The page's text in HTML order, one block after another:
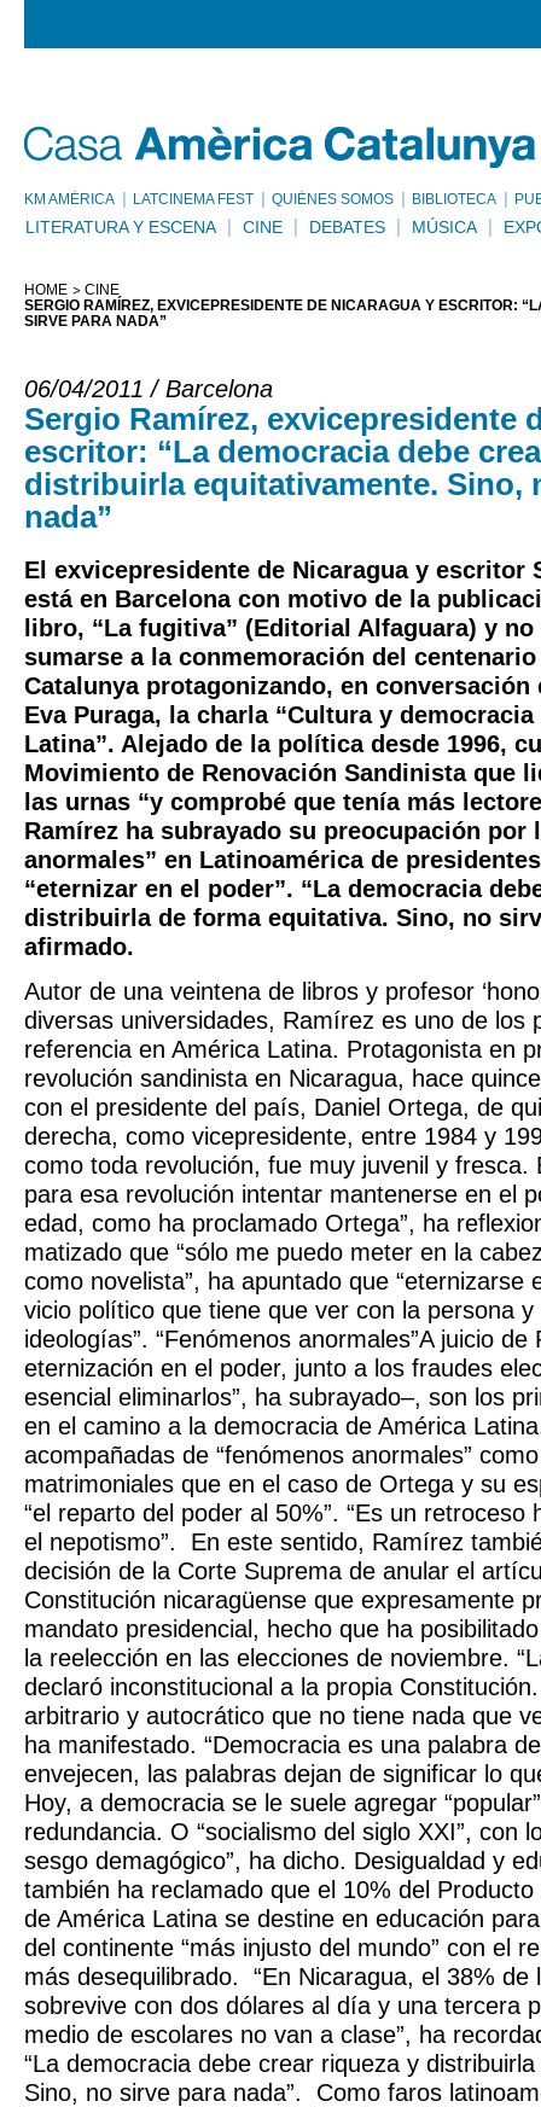
KM AMÈRICA LATCINEMA FEST QUIÉNES SOMOS BIBLIOTECA
LITERATURA Y ESCENA CINE DEBATES MÚSICA
HOME
CINE
SERGIO RAMÍREZ, EXVICEPRESIDENTE DE NICARAGUA Y ESCRITOR:
SIRVE PARA NADA”
06/04/2011 / Barcelona
Sergio Ramírez, exvicepresidente
escritor: “La democracia debe
distribuirla equitativamente. Sino,
nada”
El exvicepresidente de Nicaragua y escritor
está en Barcelona con motivo de la
libro, “La fugitiva” (Editorial Alfaguara) y no
sumarse a la conmemoración del centenario
Catalunya protagonizando, en
Eva Puraga, la charla “Cultura y
Latina”. Alejado de la política desde 1996,
Movimiento de Renovación Sandinista que
las urnas “y comprobé que tenía más
Ramírez ha subrayado su preocupación por
anormales” en Latinoamérica de
“eternizar en el poder”. “La democracia
distribuirla de forma equitativa. Sino, no
afirmado.
Autor de una veintena de libros y profesor
diversas universidades, Ramírez es uno de los
referencia en América Latina. Protagonista en
revolución sandinista en Nicaragua, hace
con el presidente del país, Daniel Ortega, de
derecha, como vicepresidente, entre 1984 y
como toda revolución, fue muy juvenil y fresca.
para esa revolución intentar mantenerse en el
edad, como ha proclamado Ortega”, ha
matizado que “sólo me puedo meter en la
como novelista”, ha apuntado que “eternizarse
vicio político que tiene que ver con la persona y
ideologías”. “Fenómenos anormales”A juicio
eternización en el poder, junto a los fraudes
esencial eliminarlos”, ha subrayado–, son los
en el camino a la democracia de América
acompañadas de “fenómenos anormales”
matrimoniales que en el caso de Ortega y su
“el reparto del poder al 50%”. “Es un retroceso
el nepotismo”. En este sentido, Ramírez
decisión de la Corte Suprema de anular el
Constitución nicaragüense que expresamente
mandato presidencial, hecho que ha
la reelección en las elecciones de noviembre.
declaró inconstitucional a la propia
arbitrario y autocrático que no tiene nada que
ha manifestado. “Democracia es una palabra
envejecen, las palabras dejan de significar lo
Hoy, a democracia se le suele agregar
redundancia. O “socialismo del siglo XXI”, con
sesgo demagógico”, ha dicho. Desigualdad y
también ha reclamado que el 10% del
de América Latina se destine en educación
del continente “más injusto del mundo” con el
más desequilibrado. “En Nicaragua, el 38% de
sobrevive con dos dólares al día y una tercera
medio de escolares no van a clase”, ha
“La democracia debe crear riqueza y
Sino, no sirve para nada”. Como faros